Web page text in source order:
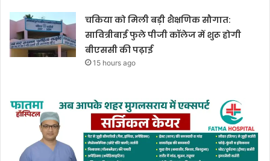
चकिया को मिली बड़ी शैक्षणिक सौगात:
सावित्रीबाई फुले पीजी कॉलेज में शुरू होगी
बीएससी की पढ़ाई
15 hours ago